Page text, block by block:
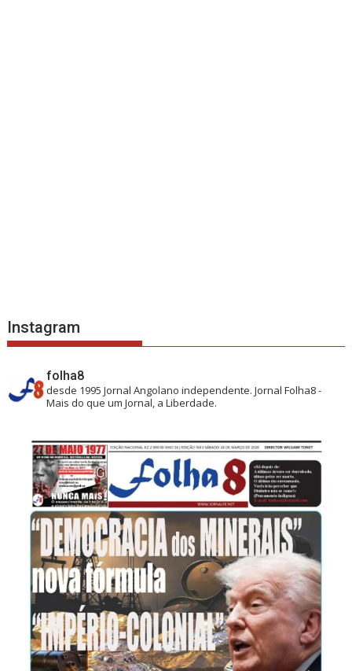
Instagram
folha8
desde 1995 Jornal Angolano independente.Jornal Folha8 -
Mais do que um Jornal, a Liberdade.